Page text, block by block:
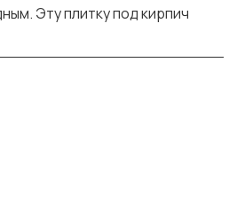
Эту плитку под кирпич